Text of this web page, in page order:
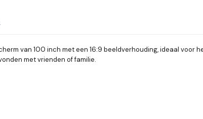
van 100 inch met een 16:9 beeldverhouding, ideaal
met vrienden of familie.